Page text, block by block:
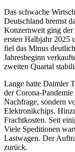
Das schwache
Deutschland bremst
Konzernweit ging
ersten Halbjahr 2025
fiel das Minus
Jahresbeginn
zweiten Quartal
Lange hatte Daimler
der Corona-
Nachfrage, sondern
Elektronikchips.
Frachtkosten. Seit
Viele Speditionen
Lastwagen. Der
zurück.